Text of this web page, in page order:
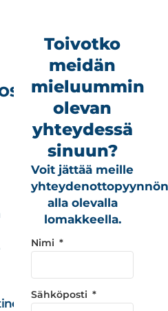
Toivotko
meidän
mieluummin
olevan
yhteydessä
sinuun?
Voit jättää meille
yhteydenottopyynnön
alla olevalla
lomakkeella.
Nimi
Sähköposti